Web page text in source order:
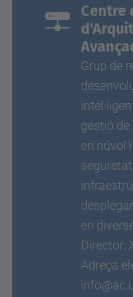
Centre
Grup de
gestió
en núvol
en
Director:
Adreça